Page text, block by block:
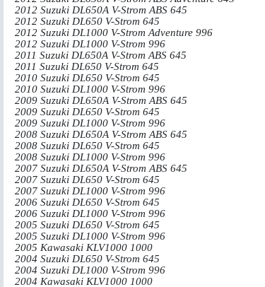
2012 Suzuki DL650A V-Strom ABS 645
2012 Suzuki DL650 V-Strom 645
2012 Suzuki DL1000 V-Strom Adventure 996
2012 Suzuki DL1000 V-Strom 996
2011 Suzuki DL650A V-Strom ABS 645
2011 Suzuki DL650 V-Strom 645
2010 Suzuki DL650 V-Strom 645
2010 Suzuki DL1000 V-Strom 996
2009 Suzuki DL650A V-Strom ABS 645
2009 Suzuki DL650 V-Strom 645
2009 Suzuki DL1000 V-Strom 996
2008 Suzuki DL650A V-Strom ABS 645
2008 Suzuki DL650 V-Strom 645
2008 Suzuki DL1000 V-Strom 996
2007 Suzuki DL650A V-Strom ABS 645
2007 Suzuki DL650 V-Strom 645
2007 Suzuki DL1000 V-Strom 996
2006 Suzuki DL650 V-Strom 645
2006 Suzuki DL1000 V-Strom 996
2005 Suzuki DL650 V-Strom 645
2005 Suzuki DL1000 V-Strom 996
2005 Kawasaki KLV1000 1000
2004 Suzuki DL650 V-Strom 645
2004 Suzuki DL1000 V-Strom 996
2004 Kawasaki KLV1000 1000